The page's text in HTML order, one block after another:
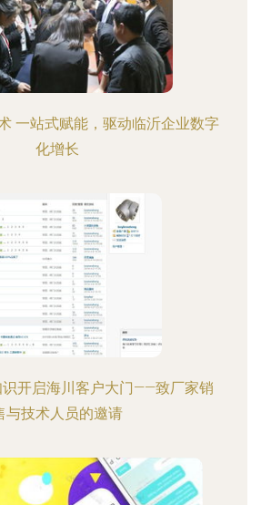
一站式赋能，驱动临沂企业数字
化增长
开启海川客户大门——致厂家销
与技术人员的邀请